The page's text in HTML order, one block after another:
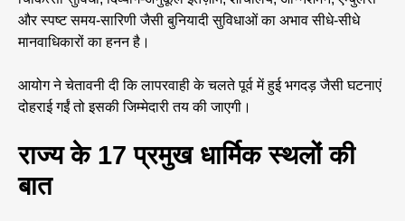
और स्पष्ट समय-सारिणी जैसी बुनियादी सुविधाओं का अभाव सीधे-सीधे
मानवाधिकारों का हनन है।
आयोग ने चेतावनी दी कि लापरवाही के चलते पूर्व में हुई भगदड़ जैसी घटनाएं
दोहराई गईं तो इसकी जिम्मेदारी तय की जाएगी।
राज्य के 17 प्रमुख धार्मिक स्थलों की
बात